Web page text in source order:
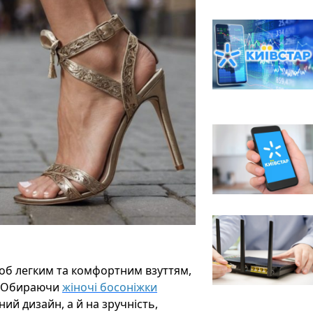
легким та комфортним взуттям,
Обираючи жіночі босоніжки
дизайн, а й на зручність,